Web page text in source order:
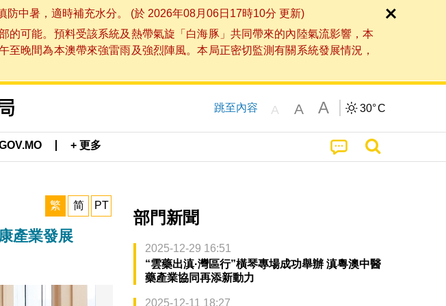
中暑，適時補充水分。 (於 2026年08月06日17時10分 更新)
可能。預料受該系統及熱帶氣旋「白海豚」共同帶來的內陸氣流影響，本
晚間為本澳帶來強雷雨及強烈陣風。本局正密切監測有關系統發展情況，
跳至內容 A A A 30°C
+ 更多
繁 简 PT
產業發展
部門新聞
2025-12-29 16:51
“雲藥出滇·灣區行”橫琴專場成功舉辦 滇粵澳中醫
藥產業協同再添新動力
2025-12-11 18:27